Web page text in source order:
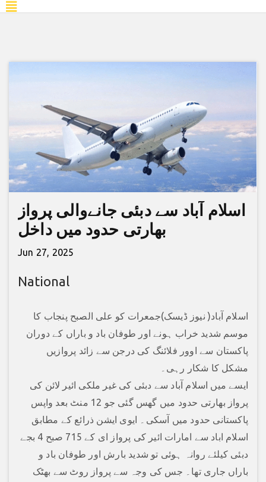
اسلام آباد سے دبئی جانےوالی پرواز
بھارتی حدود میں داخل
Jun 27, 2025
National
اسلام آباد( نیوز ڈیسک)جمعرات کو علی الصبح پنجاب کا
موسم شدید خراب ہونے اور طوفان باد و باراں کے دوران
پاکستان سے اوور فلائنگ کی درجن سے زائد پروازیں
مشکل کا شکار رہی۔
ایسے میں اسلام آباد سے دبئی کی غیر ملکی ائیر لائن کی
پرواز بھارتی حدود میں گھس گئی جو 12 منٹ بعد واپس
پاکستانی حدود میں آسکی۔ ایوی ایشن ذرائع کے مطابق
اسلام اباد سے امارات ائیر کی پرواز ای کے 715 صبح 4 بجے
دبئی کیلئے روانہ ہوئی تو شدید بارش اور طوفان باد و
باراں جاری تھا۔ جس کی وجہ سے پرواز روٹ سے بھٹک